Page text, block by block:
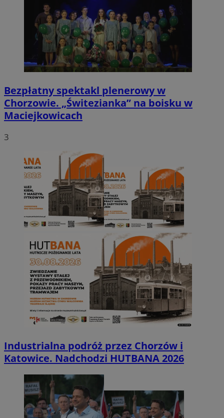
Bezpłatny spektakl plenerowy w
Chorzowie. „Świtezianka” na boisku w
Maciejkowicach
3
Industrialna podróż przez Chorzów i
Katowice. Nadchodzi HUTBANA 2026